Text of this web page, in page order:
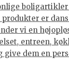
er
vi en
entreen,
dem en